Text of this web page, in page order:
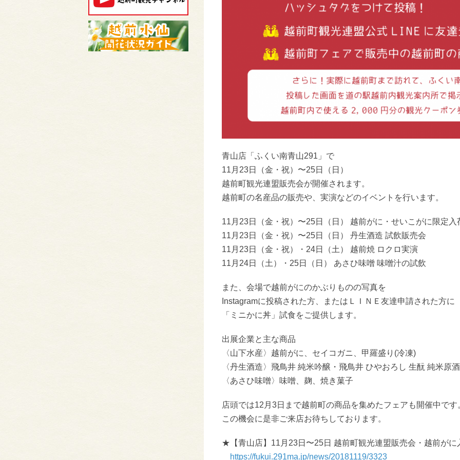
青山店「ふくい南青山291」で
11月23日（金・祝）〜25日（日）
越前町観光連盟販売会が開催されます。
越前町の名産品の販売や、実演などのイベントを行います。
11月23日（金・祝）〜25日（日） 越前がに・せいこがに限定入
11月23日（金・祝）〜25日（日） 丹生酒造 試飲販売会
11月23日（金・祝）・24日（土） 越前焼 ロクロ実演
11月24日（土）・25日（日） あさひ味噌 味噌汁の試飲
また、会場で越前がにのかぶりものの写真を
Instagramに投稿された方、またはＬＩＮＥ友達申請された方に
「ミニかに丼」試食をご提供します。
出展企業と主な商品
〈山下水産〉越前がに、セイコガニ、甲羅盛り(冷凍)
〈丹生酒造〉飛鳥井 純米吟醸・飛鳥井 ひやおろし 生酛 純米原酒
〈あさひ味噌〉味噌、麹、焼き菓子
店頭では12月3日まで越前町の商品を集めたフェアも開催中です
この機会に是非ご来店お待ちしております。
★【青山店】11月23日〜25日 越前町観光連盟販売会・越前が
https://fukui.291ma.jp/news/20181119/3323